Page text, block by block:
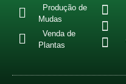
Produção de
Mudas
Venda de
Plantas